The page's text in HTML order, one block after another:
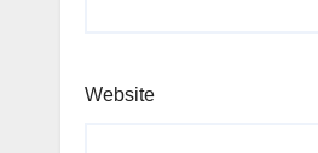
Website